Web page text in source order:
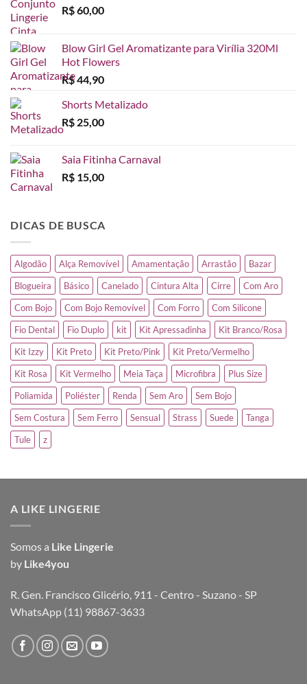
R$60,00
Blow Girl Gel Aromatizante para Virília 320Ml
Hot Flowers
R$44,90
Shorts Metalizado
R$ 25,00
Saia Fitinha Carnaval
R$ 15,00
DICAS DE BUSCA
Algodão Alça Removível Amamentação Arrastão
Bazar
Blogueira
Básico Canelado Cintura Alta Cirre
Com Aro
Com Bojo
Com Bojo Removível Com Forro
Com Silicone
Fio Dental
Fio Duplo kit Kit Apressadinha
Kit Branco/Rosa
Kit Izzy
Kit Preto Kit Preto/Pink
Kit Preto/Vermelho
Kit Rosa
Kit Vermelho Meia Taça Microfibra
Plus Size
Poliamida
Poliéster Renda Sem Aro
Sem Bojo
Sem Costura
Sem Ferro Sensual Strass Suede
Tanga
Tule
z
A LIKE LINGERIE
Somos a Like Lingerie
by Like4you
R. Gen. Francisco Glicério, 911 - Centro - Suzano - SP
WhatsApp (11) 98867-3633